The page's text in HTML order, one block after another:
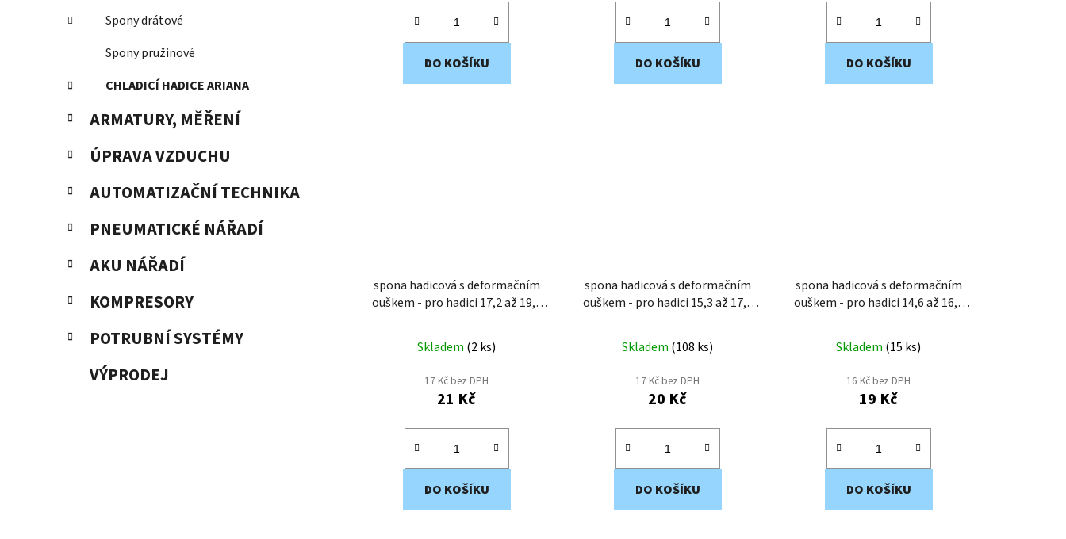
Spony drátové
Spony pružinové
CHLADICÍ HADICE ARIANA
ARMATURY, MĚŘENÍ
ÚPRAVA VZDUCHU
AUTOMATIZAČNÍ TECHNIKA
PNEUMATICKÉ NÁŘADÍ
AKU NÁŘADÍ
KOMPRESORY
POTRUBNÍ SYSTÉMY
VÝPRODEJ
DO KOŠÍKU DO KOŠÍKU DO KOŠÍKU
spona hadicová s deformačním
ouškem - pro hadici 17,2 až 19,5
Skladem (2 ks)
17 Kč bez DPH
21 Kč
DO KOŠÍKU
spona hadicová s deformačním
ouškem - pro hadici 15,3 až 17,5
Skladem (108 ks)
17 Kč bez DPH
20 Kč
DO KOŠÍKU
spona hadicová s deformačním
ouškem - pro hadici 14,6 až 16,8
Skladem (15 ks)
16 Kč bez DPH
19 Kč
DO KOŠÍKU